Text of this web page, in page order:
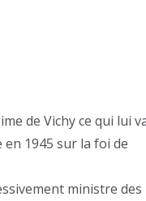
de Vichy ce qui lui
1945 sur la foi de
ministre des